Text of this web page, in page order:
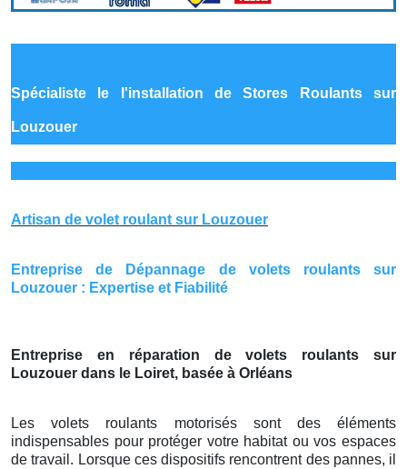
Spécialiste le l'installation de Stores Roulants sur
Louzouer
Artisan de volet roulant sur Louzouer
Entreprise de Dépannage de volets roulants sur
Louzouer : Expertise et Fiabilité
Entreprise en réparation de volets roulants sur
Louzouer dans le Loiret, basée à Orléans
Les volets roulants motorisés sont des éléments
indispensables pour protéger votre habitat ou vos espaces
de travail. Lorsque ces dispositifs rencontrent des pannes, il